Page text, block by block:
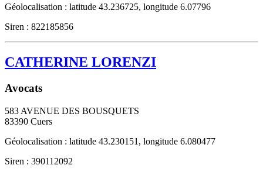
Géolocalisation : latitude 43.236725, longitude 6.07796
Siren : 822185856
CATHERINE LORENZI
Avocats
583 AVENUE DES BOUSQUETS
83390 Cuers
Géolocalisation : latitude 43.230151, longitude 6.080477
Siren : 390112092